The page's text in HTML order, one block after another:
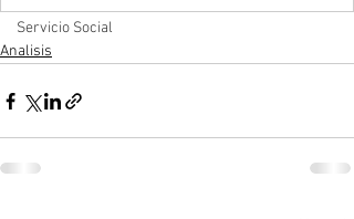
Servicio Social
Analisis